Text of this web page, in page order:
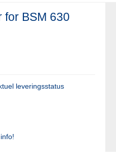
for BSM 630
leveringsstatus